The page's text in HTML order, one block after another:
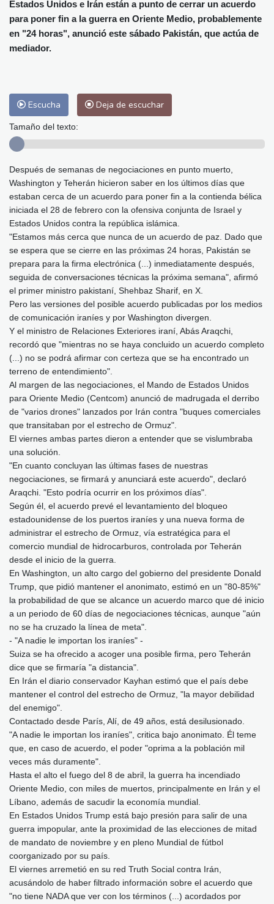
Alicante
31 °C Córdoba
29 °C
Málaga
29 °C Murcia
30 °C
Las Palmas de Gran Canaria
24 °C
Ibiza
Panama City
25 °C
Estados Unidos e Irán están a punto de cerrar un acuerdo
para poner fin a la guerra en Oriente Medio, probablemente
en "24 horas", anunció este sábado Pakistán, que actúa de
mediador.
Escucha Deja de escuchar
Tamaño del texto:
Después de semanas de negociaciones en punto muerto,
Washington y Teherán hicieron saber en los últimos días que
estaban cerca de un acuerdo para poner fin a la contienda bélica
iniciada el 28 de febrero con la ofensiva conjunta de Israel y
Estados Unidos contra la república islámica.
"Estamos más cerca que nunca de un acuerdo de paz. Dado que
se espera que se cierre en las próximas 24 horas, Pakistán se
prepara para la firma electrónica (...) inmediatamente después,
seguida de conversaciones técnicas la próxima semana", afirmó
el primer ministro pakistaní, Shehbaz Sharif, en X.
Pero las versiones del posible acuerdo publicadas por los medios
de comunicación iraníes y por Washington divergen.
Y el ministro de Relaciones Exteriores iraní, Abás Araqchi,
recordó que "mientras no se haya concluido un acuerdo completo
(...) no se podrá afirmar con certeza que se ha encontrado un
terreno de entendimiento".
Al margen de las negociaciones, el Mando de Estados Unidos
para Oriente Medio (Centcom) anunció de madrugada el derribo
de "varios drones" lanzados por Irán contra "buques comerciales
que transitaban por el estrecho de Ormuz".
El viernes ambas partes dieron a entender que se vislumbraba
una solución.
"En cuanto concluyan las últimas fases de nuestras
negociaciones, se firmará y anunciará este acuerdo", declaró
Araqchi. "Esto podría ocurrir en los próximos días".
Según él, el acuerdo prevé el levantamiento del bloqueo
estadounidense de los puertos iraníes y una nueva forma de
administrar el estrecho de Ormuz, vía estratégica para el
comercio mundial de hidrocarburos, controlada por Teherán
desde el inicio de la guerra.
En Washington, un alto cargo del gobierno del presidente Donald
Trump, que pidió mantener el anonimato, estimó en un "80-85%"
la probabilidad de que se alcance un acuerdo marco que dé inicio
a un periodo de 60 días de negociaciones técnicas, aunque "aún
no se ha cruzado la línea de meta".
- "A nadie le importan los iraníes" -
Suiza se ha ofrecido a acoger una posible firma, pero Teherán
dice que se firmaría "a distancia".
En Irán el diario conservador Kayhan estimó que el país debe
mantener el control del estrecho de Ormuz, "la mayor debilidad
del enemigo".
Contactado desde París, Alí, de 49 años, está desilusionado.
"A nadie le importan los iraníes", critica bajo anonimato. Él teme
que, en caso de acuerdo, el poder "oprima a la población mil
veces más duramente".
Hasta el alto el fuego del 8 de abril, la guerra ha incendiado
Oriente Medio, con miles de muertos, principalmente en Irán y el
Líbano, además de sacudir la economía mundial.
En Estados Unidos Trump está bajo presión para salir de una
guerra impopular, ante la proximidad de las elecciones de mitad
de mandato de noviembre y en pleno Mundial de fútbol
coorganizado por su país.
El viernes arremetió en su red Truth Social contra Irán,
acusándolo de haber filtrado información sobre el acuerdo que
"no tiene NADA que ver con los términos (...) acordados por